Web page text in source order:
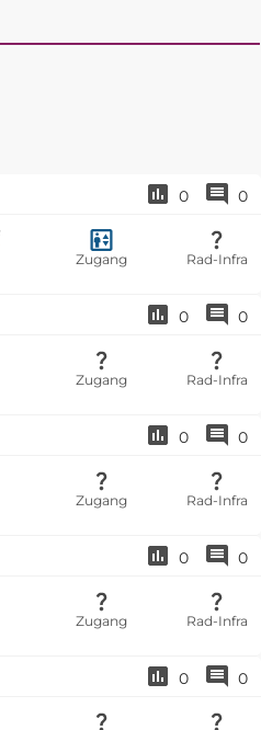
0 0
Zugang Rad-Infra
0 0
Zugang Rad-Infra
0 0
Zugang Rad-Infra
0 0
Zugang Rad-Infra
0 0